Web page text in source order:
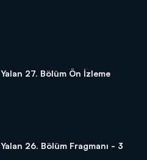
Yalan 27. Bölüm Ön İzleme
Yalan 26. Bölüm Fragmanı - 3